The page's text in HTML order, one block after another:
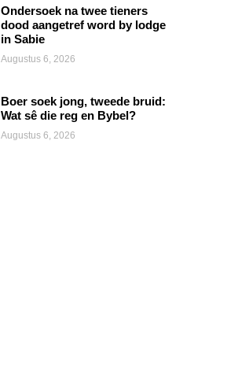
Ondersoek na twee tieners
dood aangetref word by lodge
in Sabie
Augustus 6, 2026
Boer soek jong, tweede bruid:
Wat sê die reg en Bybel?
Augustus 6, 2026